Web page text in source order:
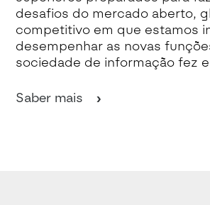
desafios do mercado aberto,
competitivo em que estamos
desempenhar as novas
sociedade de informação fez
Saber mais